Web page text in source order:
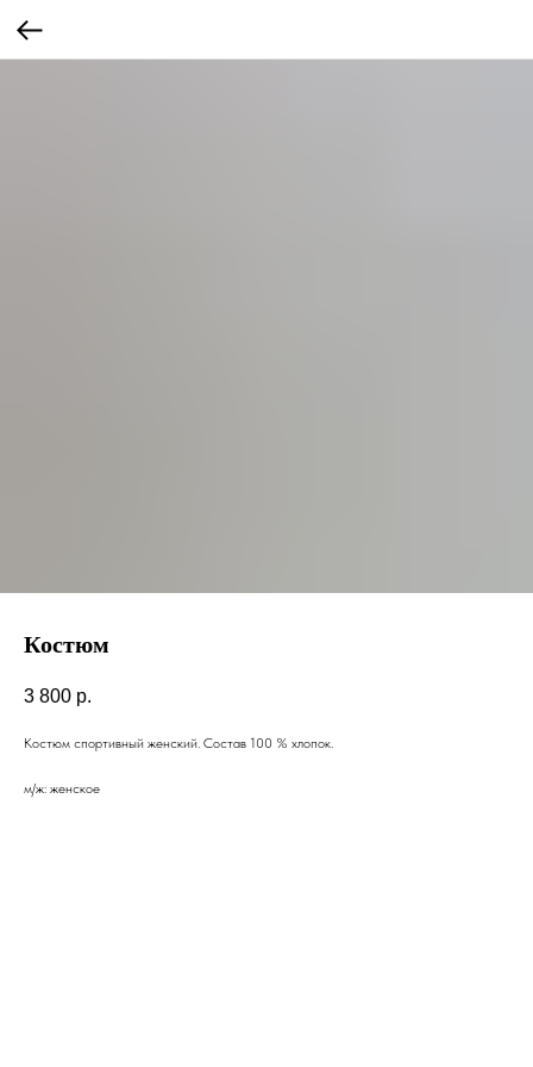
Костюм
3 800 р.
Костюм спортивный женский. Состав 100 % хлопок.
м/ж: женское